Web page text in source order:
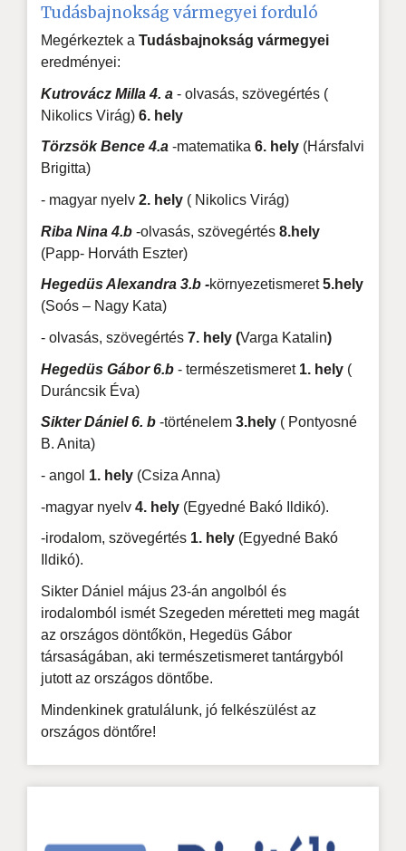
Tudásbajnokság vármegyei forduló
Megérkeztek a Tudásbajnokság vármegyei
eredményei:
Kutrovácz Milla 4. a - olvasás, szövegértés (
Nikolics Virág) 6. hely
Törzsök Bence 4.a -matematika 6. hely (Hársfalvi
Brigitta)
- magyar nyelv 2. hely ( Nikolics Virág)
Riba Nina 4.b -olvasás, szövegértés 8.hely
(Papp- Horváth Eszter)
Hegedüs Alexandra 3.b -környezetismeret5.hely
(Soós – Nagy Kata)
- olvasás, szövegértés 7. hely (Varga Katalin)
Hegedüs Gábor 6.b - természetismeret 1. hely (
Duráncsik Éva)
Sikter Dániel 6. b -történelem 3.hely ( Pontyosné
B. Anita)
- angol 1. hely (Csiza Anna)
-magyar nyelv 4. hely (Egyedné Bakó Ildikó).
-irodalom, szövegértés 1. hely (Egyedné Bakó
Ildikó).
Sikter Dániel május 23-án angolból és
irodalomból ismét Szegeden méretteti meg magát
az országos döntőkön, Hegedüs Gábor
társaságában, aki természetismeret tantárgyból
jutott az országos döntőbe.
Mindenkinek gratulálunk, jó felkészülést az
országos döntőre!